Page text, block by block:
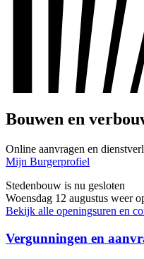
Bouwen en
Online aanvragen en
Mijn Burgerprofiel
Stedenbouw is nu gesloten
Woensdag 12 augustus weer
Bekijk alle openingsuren en
Vergunningen en